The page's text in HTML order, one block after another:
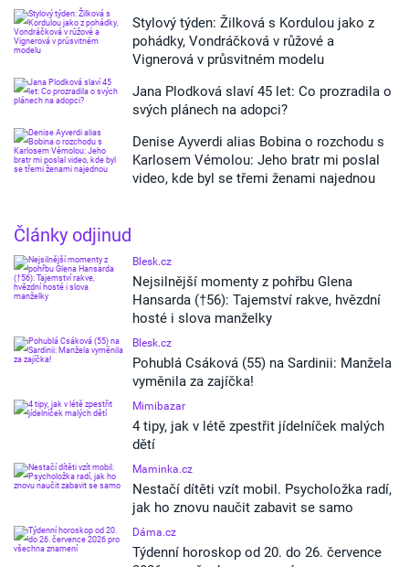
Stylový týden: Žilková s Kordulou jako z
pohádky, Vondráčková v růžové a
Vignerová v průsvitném modelu
Jana Plodková slaví 45 let: Co prozradila o
svých plánech na adopci?
Denise Ayverdi alias Bobina o rozchodu s
Karlosem Vémolou: Jeho bratr mi poslal
video, kde byl se třemi ženami najednou
Články odjinud
Blesk.cz
Nejsilnější momenty z pohřbu Glena
Hansarda (†56): Tajemství rakve, hvězdní
hosté i slova manželky
Blesk.cz
Pohublá Csáková (55) na Sardinii: Manžela
vyměnila za zajíčka!
Mimibazar
4 tipy, jak v létě zpestřit jídelníček malých
dětí
Maminka.cz
Nestačí dítěti vzít mobil. Psycholožka radí,
jak ho znovu naučit zabavit se samo
Dáma.cz
Týdenní horoskop od 20. do 26. července